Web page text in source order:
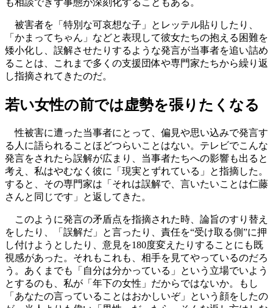
被害者を「特別な可哀想な子」とレッテル貼りしたり、
「かまってちゃん」などと表現して彼女たちの抱える困難を
矮小化し、誤解させたりするような発言が当事者を追い詰め
ることは、これまで多くの支援団体や専門家たちから繰り返
し指摘されてきたのだ。
若い女性の前では虚勢を張りたくなる
性被害に遭った当事者にとって、偏見や思い込みで発言す
る人に語られることほどつらいことはない。テレビでこんな
発言をされたら誤解が広まり、当事者たちへの影響も出ると
考え、私はやむなく彼に「現実とずれている」と指摘した。
すると、その専門家は「それは誤解で、言いたいことは仁藤
さんと同じです」と返してきた。
このように発言の矛盾点を指摘された時、論旨のすり替え
をしたり、「誤解だ」と言ったり、責任を“受け取る側”に押
し付けようとしたり、意見を180度変えたりすることにも既
視感があった。それもこれも、相手を見てやっているのだろ
う。あくまでも「自分は分かっている」という立場でいよう
とするのも、私が「年下の女性」だからではないか。もし
「あなたの言っていることはおかしいぞ」という顔をしたの